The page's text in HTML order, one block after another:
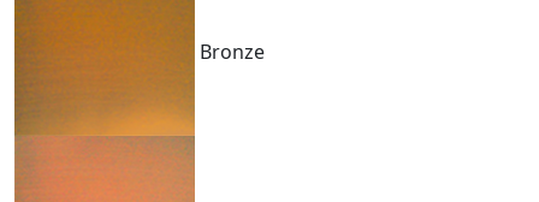
Bronze